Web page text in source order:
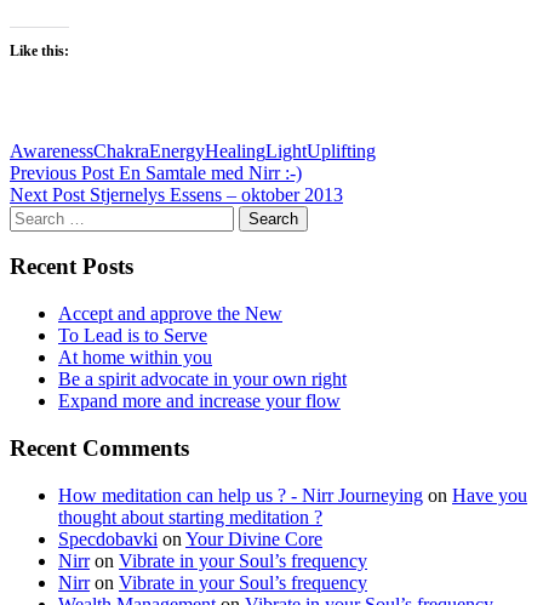
Like this:
AwarenessChakraEnergyHealingLightUplifting
Post
navigation
Previous Post En Samtale med Nirr :-)
Next Post Stjernelys Essens – oktober 2013
Search
for:
Recent Posts
Accept and approve the New
To Lead is to Serve
At home within you
Be a spirit advocate in your own right
Expand more and increase your flow
Recent Comments
How meditation can help us ? - Nirr Journeying on Have you
thought about starting meditation ?
Specdobavki on Your Divine Core
Nirron Vibrate in your Soul’s frequency
Nirron Vibrate in your Soul’s frequency